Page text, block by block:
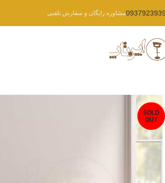
مشاوره رایگان و سفارش تلفنی
SOLD
OUT